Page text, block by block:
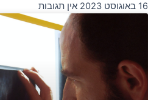
16 באוגוסט 2023
אין תגובות